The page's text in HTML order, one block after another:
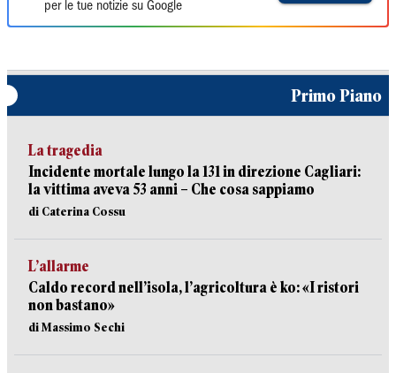
per le tue notizie su Google
Primo Piano
La tragedia
Incidente mortale lungo la 131 in direzione Cagliari:
la vittima aveva 53 anni – Che cosa sappiamo
di Caterina Cossu
L’allarme
Caldo record nell’isola, l’agricoltura è ko: «I ristori
non bastano»
di Massimo Sechi